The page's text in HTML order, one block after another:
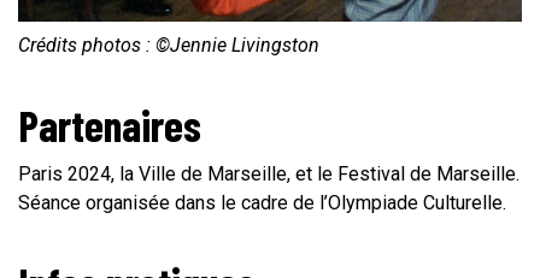
Crédits photos : ©Jennie Livingston
Partenaires
Paris 2024, la Ville de Marseille, et le Festival de Marseille.
Séance organisée dans le cadre de l’Olympiade Culturelle.